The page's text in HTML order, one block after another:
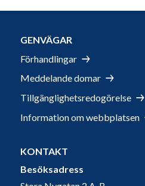
GENVÄGAR
Förhandlingar
Meddelande domar
Tillgänglighetsredogörelse
Information om webbplatsen
KONTAKT
Besöksadress